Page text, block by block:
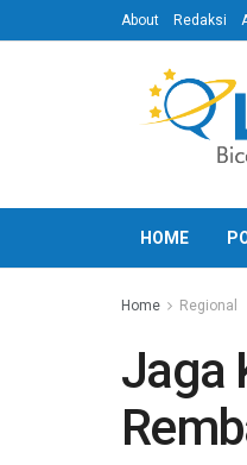
About Redaksi
HOME
Home Regional
Jaga